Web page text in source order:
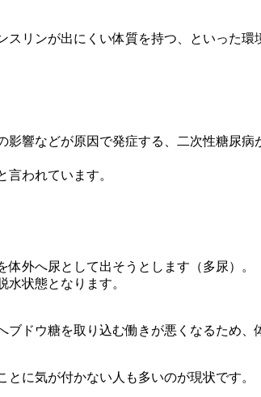
リンが出にくい体質を持つ、といった
響などが原因で発症する、二次性糖尿病
われています。
外へ尿として出そうとします（多尿）。
状態となります。
ドウ糖を取り込む働きが悪くなるため
に気が付かない人も多いのが現状です。